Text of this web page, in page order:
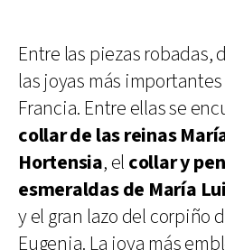
Entre las piezas robadas,
las joyas más
Francia. Entre ellas se
collar de las reinas
Hortensia, el collar y
esmeraldas de María
y el gran lazo del corpiño
Eugenia. La joya más